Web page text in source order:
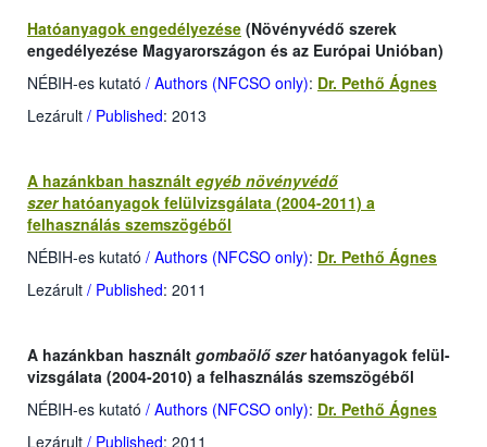
Hatóanyagok engedélyezése (Növényvédő szerek
engedélyezése Magyarországon és az Európai Unióban)
NÉBIH-es kutató / Authors (NFCSO only): Dr. Pethő Ágnes
Lezárult / Published: 2013
A hazánkban használt egyéb növényvédő
szerhatóanyagok felülvizsgálata (2004-2011) a
felhasználás szemszögéből
NÉBIH-es kutató / Authors (NFCSO only): Dr. Pethő Ágnes
Lezárult / Published: 2011
A hazánkban használt gombaölő szerhatóanyagok felül-
vizsgálata (2004-2010) a felhasználás szemszögéből
NÉBIH-es kutató / Authors (NFCSO only): Dr. Pethő Ágnes
Lezárult / Published: 2011